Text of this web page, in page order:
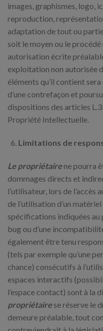
images, graphismes, logo,
reproduction,
adaptation de tout ou
soit le moyen ou le
autorisation écrite
exploitation non autorisée
éléments qu’il contient
d’une contrefaçon et
dispositions des articles
Propriété Intellectuelle.
Limitations de
Le propriétaire ne pourra
dommages directs et
l’utilisateur, lors de
de l’utilisation d’un
spécifications indiquées au
bug ou d’une
également être tenu
(tels par exemple qu’une
chance) consécutifs à
espaces interactifs
l’espace contact) sont à la
propriétaire se réserve le
demeure préalable, tout